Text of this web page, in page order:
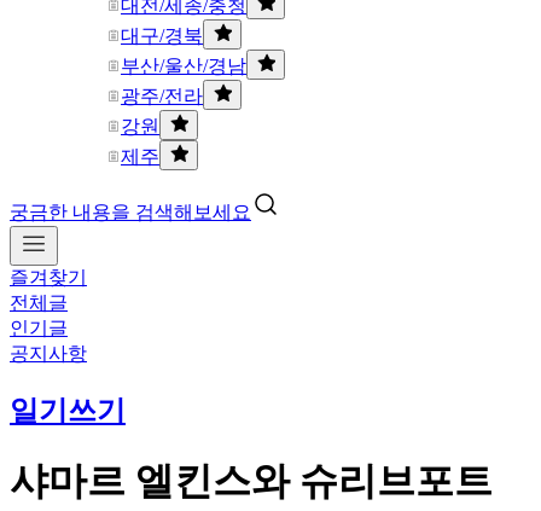
대전/세종/충청
대구/경북
부산/울산/경남
광주/전라
강원
제주
궁금한 내용을 검색해보세요
즐겨찾기
전체글
인기글
공지사항
일기쓰기
샤마르 엘킨스와 슈리브포트